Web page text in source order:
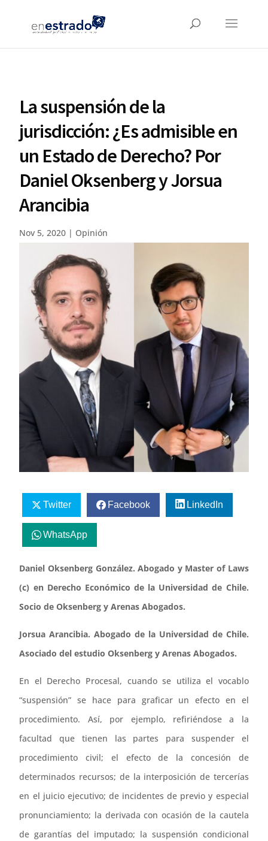
La suspensión de la
jurisdicción: ¿Es admisible en
un Estado de Derecho? Por
Daniel Oksenberg y Jorsua
Arancibia
Nov 5, 2020 | Opinión
Twitter Facebook LinkedIn
WhatsApp
Daniel Oksenberg González. Abogado y Master of Laws
(c) en Derecho Económico de la Universidad de Chile.
Socio de Oksenberg y Arenas Abogados.
Jorsua Arancibia. Abogado de la Universidad de Chile.
Asociado del estudio Oksenberg y Arenas Abogados.
En el Derecho Procesal, cuando se utiliza el vocablo
“suspensión” se hace para graficar un efecto en el
procedimiento. Así, por ejemplo, refiriéndose a la
facultad que tienen las partes para suspender el
procedimiento civil; el efecto de la concesión de
determinados recursos; de la interposición de tercerías
en el juicio ejecutivo; de incidentes de previo y especial
pronunciamiento; la derivada con ocasión de la cautela
de garantías del imputado; la suspensión condicional